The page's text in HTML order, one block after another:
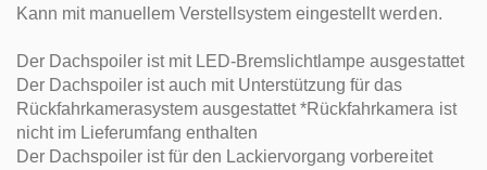
Kann mit manuellem Verstellsystem eingestellt werden.
Der Dachspoiler ist mit LED-Bremslichtlampe ausgestattet
Der Dachspoiler ist auch mit Unterstützung für das
Rückfahrkamerasystem ausgestattet *Rückfahrkamera ist
nicht im Lieferumfang enthalten
Der Dachspoiler ist für den Lackiervorgang vorbereitet